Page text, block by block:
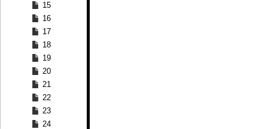
15
16
17
18
19
20
21
22
23
24